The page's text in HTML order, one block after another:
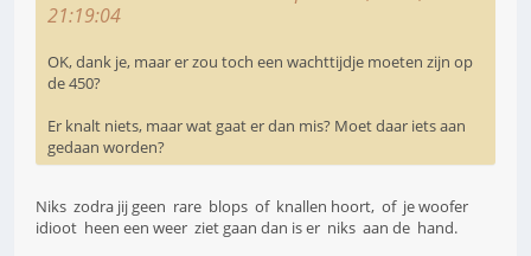
21:19:04
OK, dank je, maar er zou toch een wachttijdje moeten zijn op
de 450?
Er knalt niets, maar wat gaat er dan mis? Moet daar iets aan
gedaan worden?
Niks zodra jij geen rare blops of knallen hoort, of je woofer
idioot heen een weer ziet gaan dan is er niks aan de hand.